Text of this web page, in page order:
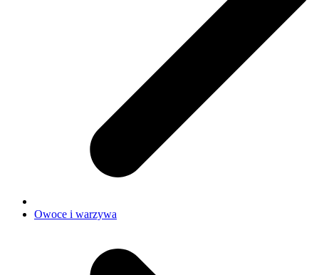
Owoce i warzywa